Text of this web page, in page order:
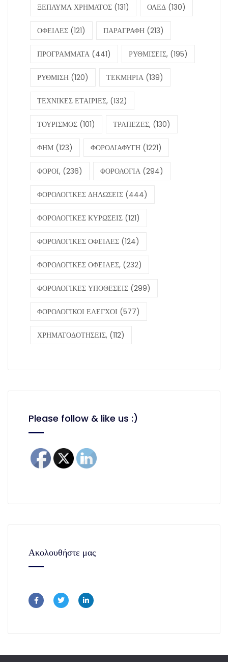
ΞΕΠΛΥΜΑ ΧΡΗΜΑΤΟΣ (131) ΟΑΕΔ (130)
ΟΦΕΙΛΕΣ (121) ΠΑΡΑΓΡΑΦΗ (213)
ΠΡΟΓΡΑΜΜΑΤΑ (441) ΡΥΘΜΙΣΕΙΣ, (195)
ΡΥΘΜΙΣΗ (120) ΤΕΚΜΗΡΙΑ (139)
ΤΕΧΝΙΚΕΣ ΕΤΑΙΡΙΕΣ, (132)
ΤΟΥΡΙΣΜΟΣ (101) ΤΡΑΠΕΖΕΣ, (130)
ΦΗΜ (123) ΦΟΡΟΔΙΑΦΥΓΗ (1221)
ΦΟΡΟΙ, (236) ΦΟΡΟΛΟΓΙΑ (294)
ΦΟΡΟΛΟΓΙΚΕΣ ΔΗΛΩΣΕΙΣ (444)
ΦΟΡΟΛΟΓΙΚΕΣ ΚΥΡΩΣΕΙΣ (121)
ΦΟΡΟΛΟΓΙΚΕΣ ΟΦΕΙΛΕΣ (124)
ΦΟΡΟΛΟΓΙΚΕΣ ΟΦΕΙΛΕΣ, (232)
ΦΟΡΟΛΟΓΙΚΕΣ ΥΠΟΘΕΣΕΙΣ (299)
ΦΟΡΟΛΟΓΙΚΟΙ ΕΛΕΓΧΟΙ (577)
ΧΡΗΜΑΤΟΔΟΤΗΣΕΙΣ, (112)
Please follow & like us :)
Ακολουθήστε μας